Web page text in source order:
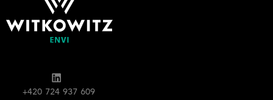
+420 724 937 609